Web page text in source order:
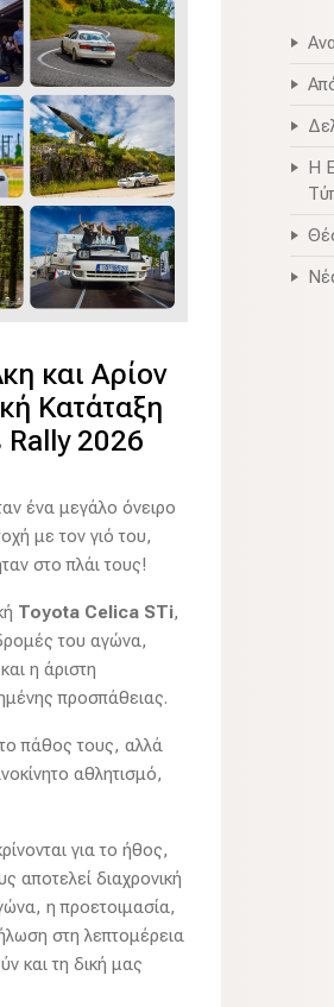
και Αρίον
Κατάταξη
2026
ένα μεγάλο όνειρο
με τον γιό του,
στο πλάι τους!
Toyota Celica STi,
του αγώνα,
η άριστη
προσπάθειας.
πάθος τους, αλλά
αθλητισμό,
για το ήθος,
αποτελεί διαχρονική
η προετοιμασία,
στη λεπτομέρεια
και τη δική μας
Η